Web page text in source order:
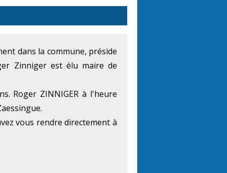
dans la commune, préside
Zinniger est élu maire de
Roger ZINNIGER à l'heure
vous rendre directement à